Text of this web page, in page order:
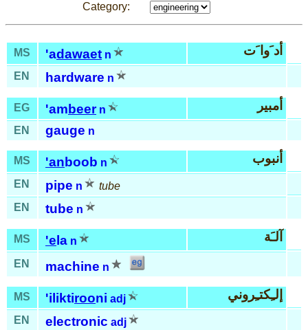
Category:
MS 'adawaet n أد َوا َت
EN hardware n
EG 'ambeer n أمبير
EN gauge n
MS 'anboob n أنبوب
EN pipe n
tube
EN
tube n
MS 'e la n آلـَة
EN machine n
MS 'iliktirooni adj إلـِكتـِروني
EN electronic adj